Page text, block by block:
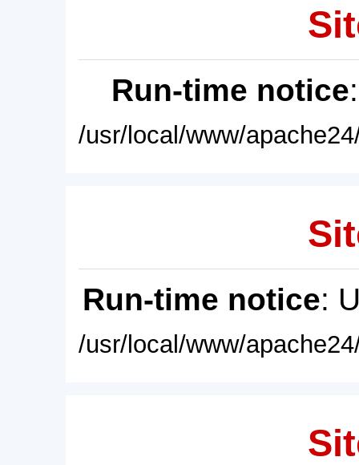
Run-time notice
/usr/local/www/
Run-time notice:
/usr/local/www/